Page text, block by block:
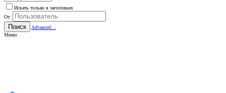
Искать только в заголовках
От:
Поиск
Advanced…
Меню